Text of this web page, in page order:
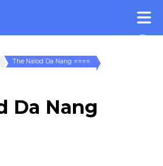
The Nalod Da Nang ⭐⭐⭐⭐
Da Nang